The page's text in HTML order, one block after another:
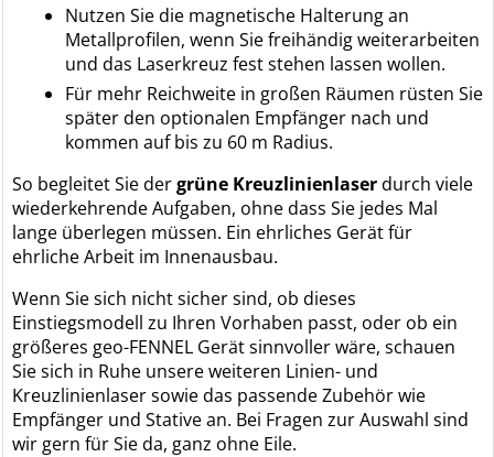
Nutzen Sie die magnetische Halterung an
Metallprofilen, wenn Sie freihändig weiterarbeiten
und das Laserkreuz fest stehen lassen wollen.
Für mehr Reichweite in großen Räumen rüsten Sie
später den optionalen Empfänger nach und
kommen auf bis zu 60 m Radius.
So begleitet Sie dergrüne Kreuzlinienlaserdurch viele
wiederkehrende Aufgaben, ohne dass Sie jedes Mal
lange überlegen müssen. Ein ehrliches Gerät für
ehrliche Arbeit im Innenausbau.
Wenn Sie sich nicht sicher sind, ob dieses
Einstiegsmodell zu Ihren Vorhaben passt, oder ob ein
größeres geo-FENNEL Gerät sinnvoller wäre, schauen
Sie sich in Ruhe unsere weiteren Linien- und
Kreuzlinienlaser sowie das passende Zubehör wie
Empfänger und Stative an. Bei Fragen zur Auswahl sind
wir gern für Sie da, ganz ohne Eile.